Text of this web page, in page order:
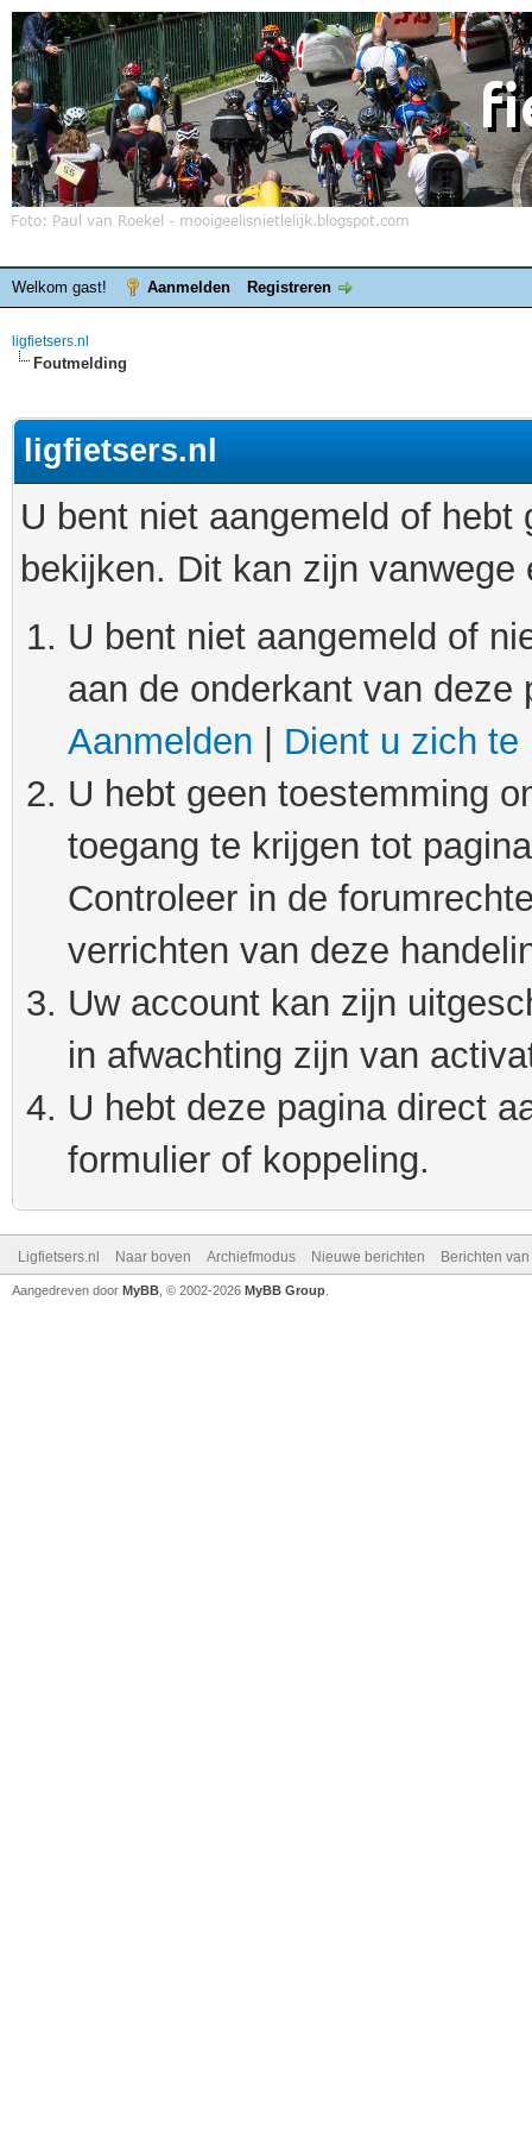
Welkom gast! Aanmelden Registreren
ligfietsers.nl
Foutmelding
ligfietsers.nl
U bent niet aangemeld of
bekijken. Dit kan zijn
U bent niet aangemeld of
aan de onderkant van
Aanmelden
Dient u zich te
U hebt geen toestemming
toegang te krijgen tot
Controleer in de
verrichten van deze
Uw account kan zijn
in afwachting zijn van
U hebt deze pagina direct
formulier of koppeling.
Ligfietsers.nl Naar boven Archiefmodus Nieuwe berichten Berichten
Aangedreven door MyBB , © 2002-2026 MyBB Group